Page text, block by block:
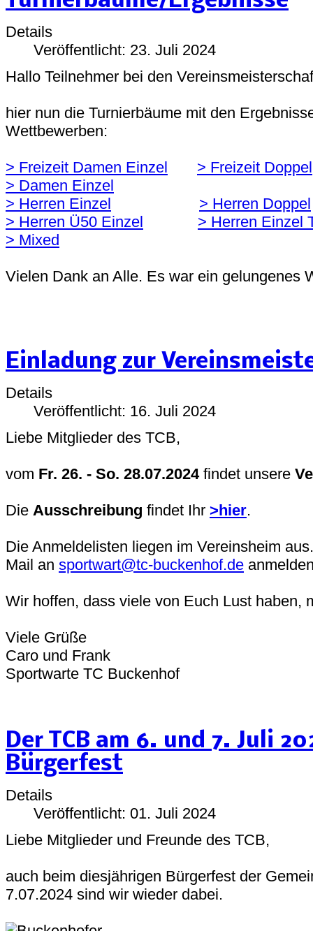
Details
Veröffentlicht: 23. Juli 2024
Hallo Teilnehmer bei den
hier nun die Turnierbäume mit den
Wettbewerben:
> Freizeit Damen Einzel
> Freizeit Doppel
> Damen Einzel
> Herren Einzel
> Herren Doppel
> Herren Ü50 Einzel
> Herren Einzel
> Mixed
Vielen Dank an Alle. Es war ein gelungenes
Einladung zur
Details
Veröffentlicht: 16. Juli 2024
Liebe Mitglieder des TCB,
vom Fr. 26. - So. 28.07.2024findet unsere
Die Ausschreibung findet Ihr >hier.
Die Anmeldelisten liegen im Vereinsheim
Mail an sportwart@tc-buckenhof.de
Wir hoffen, dass viele von Euch Lust haben,
Viele Grüße
Caro und Frank
Sportwarte TC Buckenhof
Der TCB am 6. und 7. Juli
Bürgerfest
Details
Veröffentlicht: 01. Juli 2024
Liebe Mitglieder und Freunde des TCB,
auch beim diesjährigen Bürgerfest der
7.07.2024 sind wir wieder dabei.